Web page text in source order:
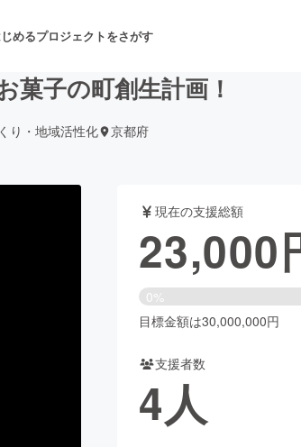
めるプロジェクトをさがす
舞台・パフォーマンス
フード・飲食店
ビューティー・ヘルスケア
菓子の町創生計画！
り・地域活性化 京都府
現在の支援総額
23,000
0%
目標金額は30,000,000円
支援者数
4人